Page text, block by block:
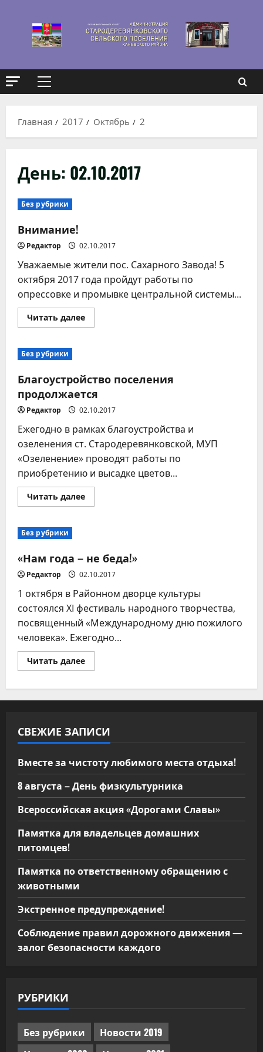
содержимому
Основное
Главная
2017 Октябрь 2
День: 02.10.2017
Без рубрики
Внимание!
Редактор 02.10.2017
Уважаемые жители пос. Сахарного Завода! 5
октября 2017 года пройдут работы по
опрессовке и промывке центральной системы...
Читать далееПрочитать
больше
Без рубрики
Благоустройство поселения
продолжается
Редактор 02.10.2017
Ежегодно в рамках благоустройства и
озеленения ст. Стародеревянковской, МУП
«Озеленение» проводят работы по
приобретению и высадке цветов...
Читать далееПрочитать
больше
Без рубрики
«Нам года – не беда!»
Редактор 02.10.2017
1 октября в Районном дворце культуры
состоялся XI фестиваль народного творчества,
посвященный «Международному дню пожилого
человека». Ежегодно...
Читать далееПрочитать
больше
–
СВЕЖИЕ ЗАПИСИ
Вместе за чистоту любимого места отдыха!
8 августа – День физкультурника
Всероссийская акция «Дорогами Славы»
Памятка для владельцев домашних
питомцев!
Памятка по ответственному обращению с
животными
Экстренное предупреждение!
Соблюдение правил дорожного движения —
залог безопасности каждого
РУБРИКИ
Без рубрики
Новости 2019